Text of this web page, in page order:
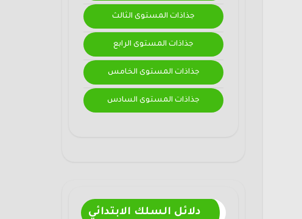
جذاذات المستوى الثالث
جذاذات المستوى الرابع
جذاذات المستوى الخامس
جذاذات المستوى السادس
دلائل السلك الابتدائي